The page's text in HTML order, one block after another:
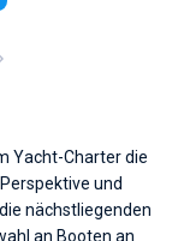
Yacht-Charter die
und
nächstliegenden
an Booten an